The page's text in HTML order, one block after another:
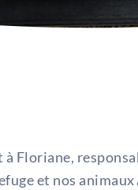
à Floriane,
et nos animaux